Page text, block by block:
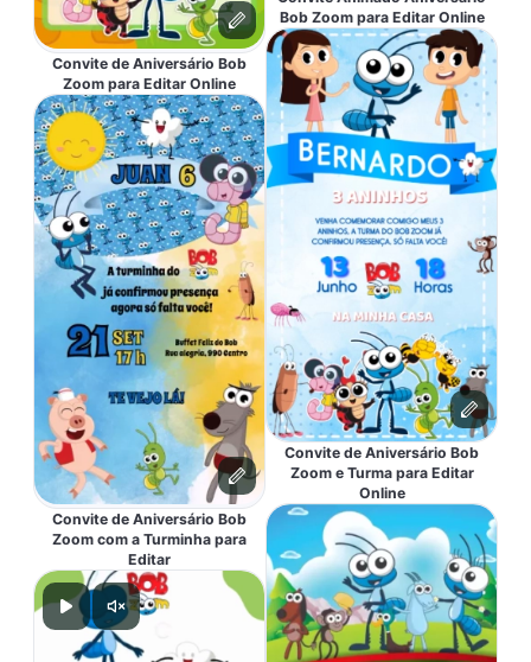
Convite de Aniversário Bob
Zoom para Editar Online
Convite de Aniversário Bob
Zoom com a Turminha para
Editar
Bob Zoom para Editar Online
Convite de Aniversário Bob
Zoom e Turma para Editar
Online